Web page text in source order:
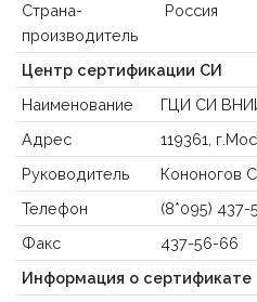
Страна-
производитель
Россия
Центр сертификации СИ
Наименование
ГЦИ СИ
Адрес
119361,
Руководитель
Кононогов
Телефон
(8*095) 437-
Факс
437-56-66
Информация о сертификате